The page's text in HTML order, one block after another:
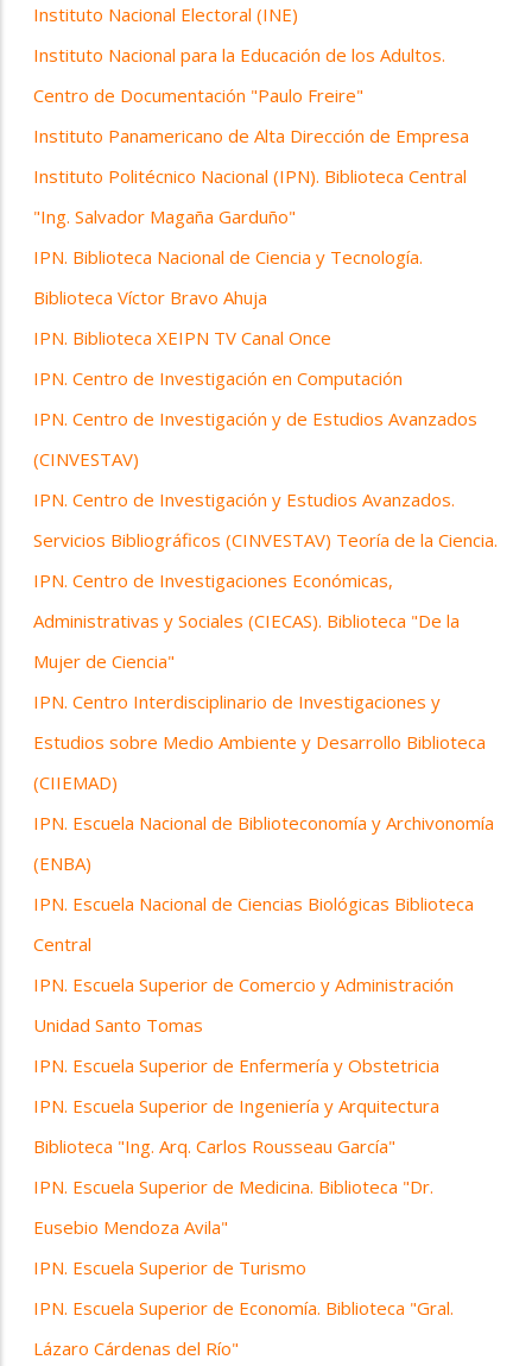
Instituto Nacional Electoral (INE)
Instituto Nacional para la Educación de los Adultos.
Centro de Documentación "Paulo Freire"
Instituto Panamericano de Alta Dirección de Empresa
Instituto Politécnico Nacional (IPN). Biblioteca Central
"Ing. Salvador Magaña Garduño"
IPN. Biblioteca Nacional de Ciencia y Tecnología.
Biblioteca Víctor Bravo Ahuja
IPN. Biblioteca XEIPN TV Canal Once
IPN. Centro de Investigación en Computación
IPN. Centro de Investigación y de Estudios Avanzados
(CINVESTAV)
IPN. Centro de Investigación y Estudios Avanzados.
Servicios Bibliográficos (CINVESTAV) Teoría de la Ciencia.
IPN. Centro de Investigaciones Económicas,
Administrativas y Sociales (CIECAS). Biblioteca "De la
Mujer de Ciencia"
IPN. Centro Interdisciplinario de Investigaciones y
Estudios sobre Medio Ambiente y Desarrollo Biblioteca
(CIIEMAD)
IPN. Escuela Nacional de Biblioteconomía y Archivonomía
(ENBA)
IPN. Escuela Nacional de Ciencias Biológicas Biblioteca
Central
IPN. Escuela Superior de Comercio y Administración
Unidad Santo Tomas
IPN. Escuela Superior de Enfermería y Obstetricia
IPN. Escuela Superior de Ingeniería y Arquitectura
Biblioteca "Ing. Arq. Carlos Rousseau García"
IPN. Escuela Superior de Medicina. Biblioteca "Dr.
Eusebio Mendoza Avila"
IPN. Escuela Superior de Turismo
IPN. Escuela Superior de Economía. Biblioteca "Gral.
Lázaro Cárdenas del Río"